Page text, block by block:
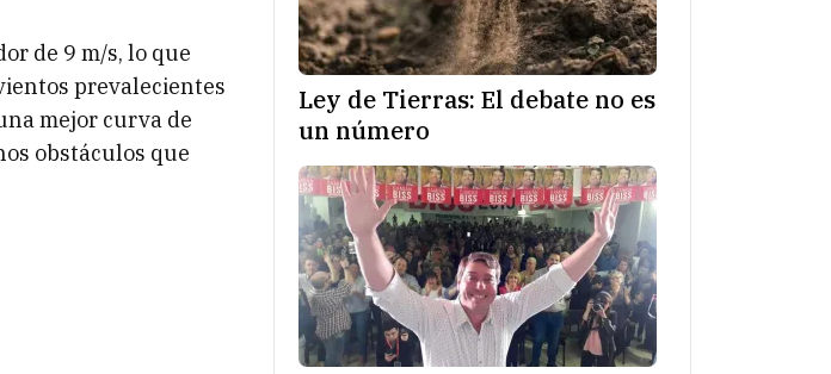
de 9 m/s, lo que
prevalecientes
mejor curva de
obstáculos que
Ley de Tierras: El debate no es
un número